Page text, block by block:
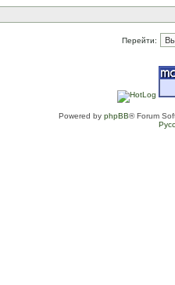
Перейти:
Powered by phpBB® Forum